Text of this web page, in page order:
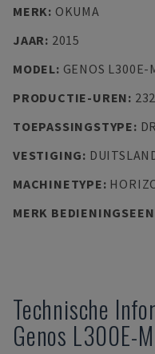
MERK: OKUMA
JAAR: 2015
MODEL: GENOS L300E-
PRODUCTIE-UREN:
TOEPASSINGSTYPE:
VESTIGING:
MACHINETYPE:
MERK
Technische
Genos L300E-M